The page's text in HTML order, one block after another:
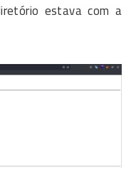
estava com a